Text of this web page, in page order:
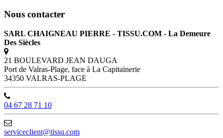
Nous contacter
SARL CHAIGNEAU PIERRE - TISSU.COM - La Demeure
Des Siècles
21 BOULEVARD JEAN DAUGA
Port de Valras-Plage, face à La Capitainerie
34350 VALRAS-PLAGE
04 67 28 71 10
serviceclient@tissu.com